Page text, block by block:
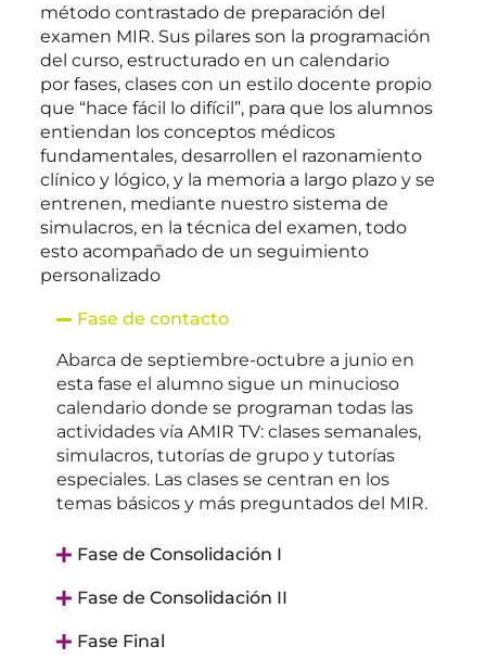
método contrastado de preparación del
examen MIR. Sus pilares son la programación
del curso, estructurado en un calendario
por fases, clases con un estilo docente propio
que “hace fácil lo difícil”, para que los alumnos
entiendan los conceptos médicos
fundamentales, desarrollen el razonamiento
clínico y lógico, y la memoria a largo plazo y se
entrenen, mediante nuestro sistema de
simulacros, en la técnica del examen, todo
esto acompañado de un seguimiento
personalizado
Fase de contacto
Abarca de septiembre-octubre a junio en
esta fase el alumno sigue un minucioso
calendario donde se programan todas las
actividades vía AMIR TV: clases semanales,
simulacros, tutorías de grupo y tutorías
especiales. Las clases se centran en los
temas básicos y más preguntados del MIR.
Fase de Consolidación I
Fase de Consolidación II
Fase Final